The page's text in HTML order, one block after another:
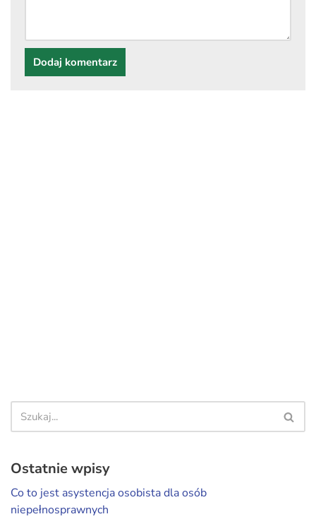
Ostatnie wpisy
Co to jest asystencja osobista dla osób
niepełnosprawnych